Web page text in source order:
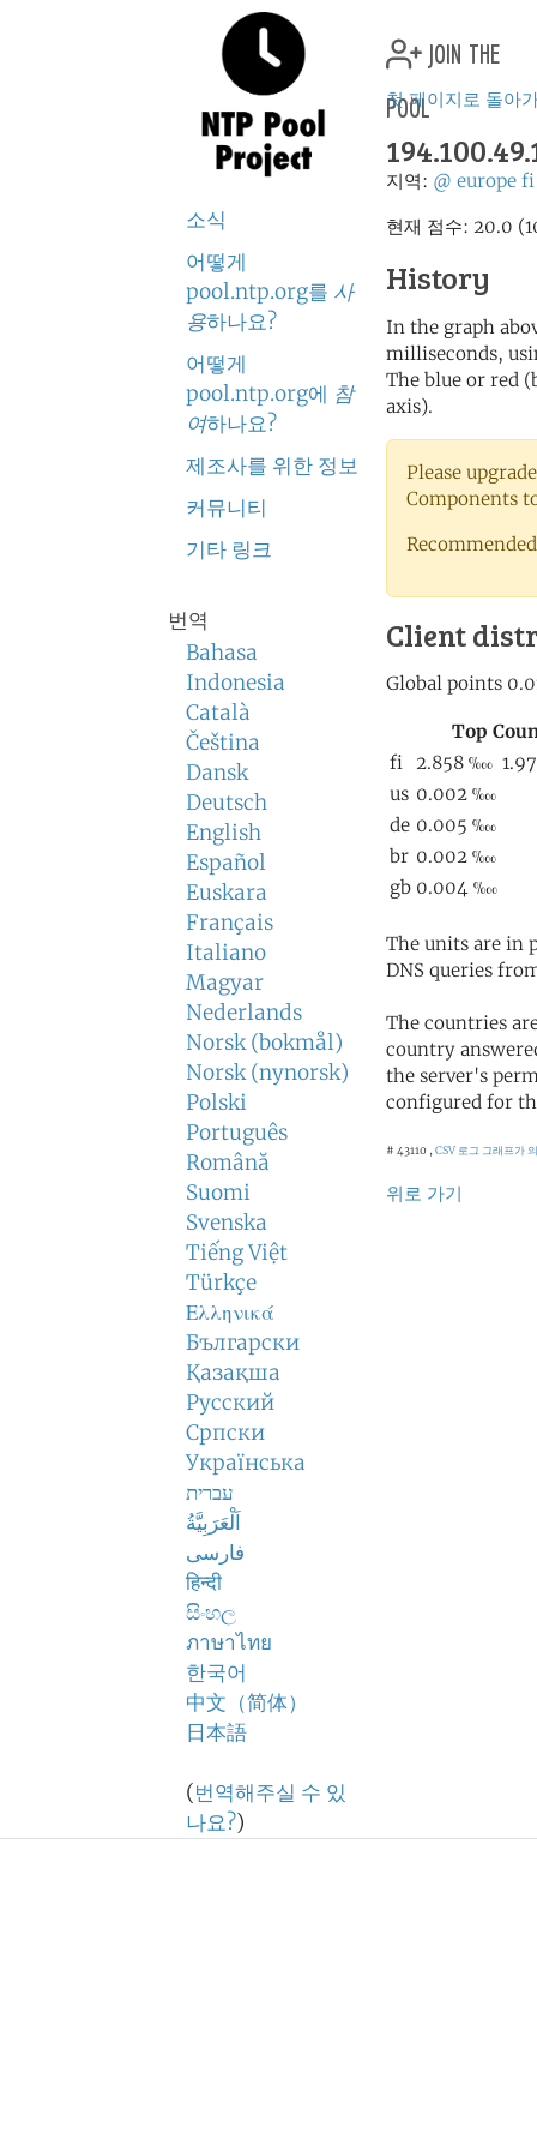
소식
어떻게
pool.ntp.org를 사
용하나요?
어떻게
pool.ntp.org에 참
여하나요?
제조사를 위한 정보
커뮤니티
기타 링크
번역
Bahasa
Indonesia
Català
Čeština
Dansk
Deutsch
English
Español
Euskara
Français
Italiano
Magyar
Nederlands
Norsk (bokmål)
Norsk (nynorsk)
Polski
Português
Română
Suomi
Svenska
Tiếng Việt
Türkçe
Ελληνικά
Български
Қазақша
Русский
Српски
Українська
עברית
اَلْعَرَبِيَّةُ
فارسی
हिन्दी
සිංහල
ภาษาไทย
한국어
中文（简体）
日本語
(번역해주실 수 있
나요?)
join the
pool
첫 페이지로 돌아
지역: @ europe fi
현재 점수: 20.0
History
In the graph
milliseconds,
The blue or red
axis).
Please
Components
Client
The units are in
DNS queries
The countries
country
the server's
configured for
# 43110 , CSV 로그 그래프가
위로 가기